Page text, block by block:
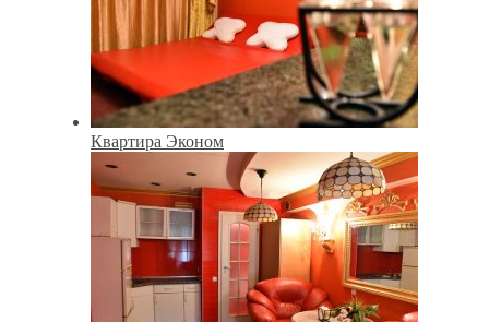
Квартира Эконом